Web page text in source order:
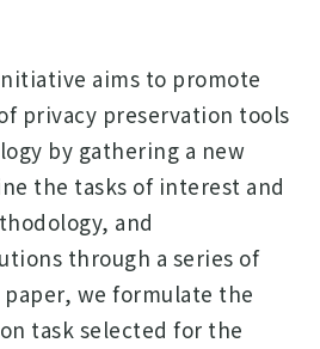
aims to promote
privacy preservation tools
by gathering a new
the tasks of interest and
and
through a series of
we formulate the
task selected for the